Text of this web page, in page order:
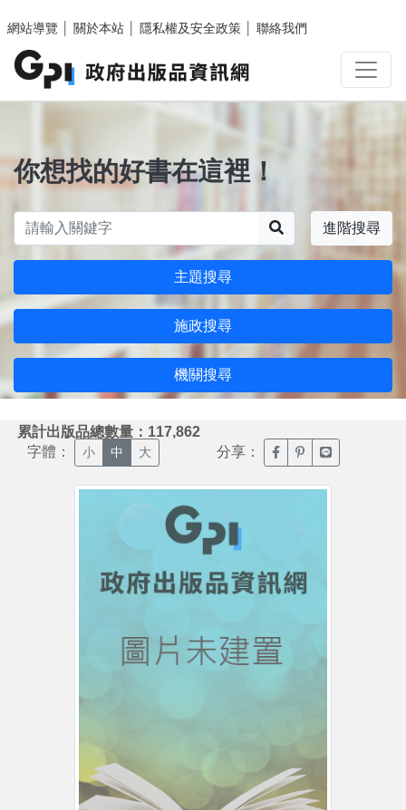
網站導覽
關於本站 隱私權及安全政策 聯絡我們
你想找的好書在這裡！
進階搜尋
主題搜尋
施政搜尋
機關搜尋
累計出版品總數量：117,862
字體： 小 中 大 分享： 臉書分享(另開新視窗)
噗浪分享(另開新
Line分享(另